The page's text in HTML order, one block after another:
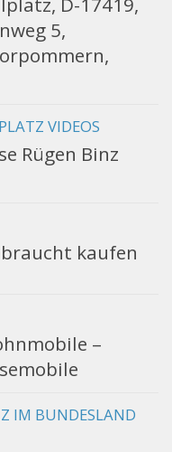
5,
VIDEOS
Rügen Binz
kaufen
–
IM BUNDESLAND